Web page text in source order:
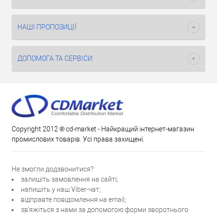
НАШІ ПРОПОЗИЦІЇ
ДОПОМОГА ТА СЕРВІСИ
Copyright 2012 ® cd-market - Найкращий інтернет-магазин
промислових товарів. Усі права захищені.
Не змогли додзвонитися?
залишіть замовлення на сайті;
напишіть у наш Viber-чат;
відправте повідомлення на email;
зв'яжіться з нами за допомогою форми зворотнього